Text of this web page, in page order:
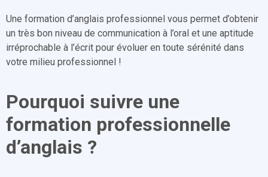
Une formation d’anglais professionnel vous permet d’obtenir
un très bon niveau de communication à l’oral et une aptitude
irréprochable à l’écrit pour évoluer en toute sérénité dans
votre milieu professionnel !
Pourquoi suivre une
formation professionnelle
d’anglais ?